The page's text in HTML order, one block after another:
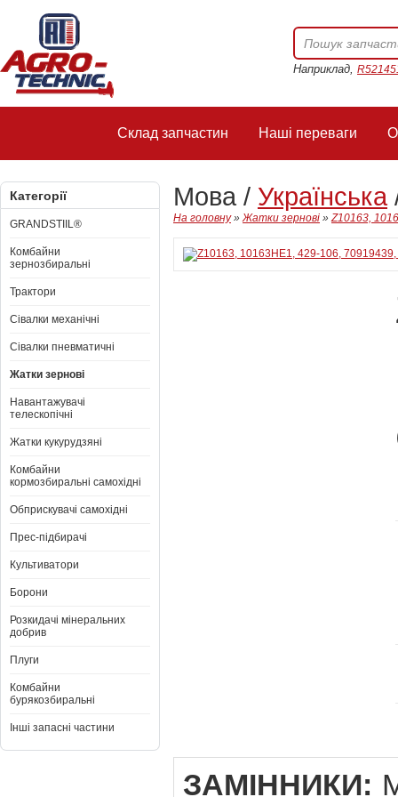
Наприклад,
Склад запчастин Наші переваги
Категорії
GRANDSTIIL®
Комбайни
зернозбиральні
Трактори
Сівалки механічні
Сівалки пневматичні
Жатки зернові
Навантажувачі
телескопічні
Жатки кукурудзяні
Комбайни
кормозбиральні самохідні
Обприскувачі самохідні
Прес-підбирачі
Культиватори
Борони
Розкидачі мінеральних
добрив
Плуги
Комбайни
бурякозбиральні
Інші запасні частини
Мова / Українська
На головну»Жатки зернові »Z10163,
ЗАМІННИКИ: